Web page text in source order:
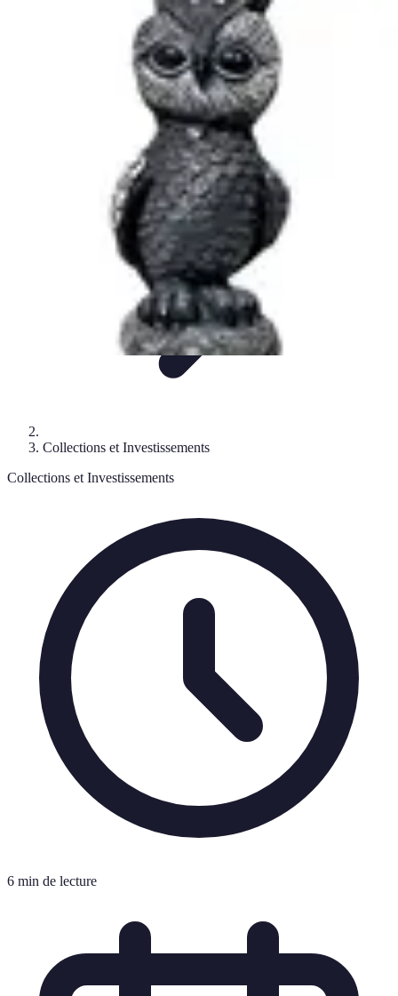
Montres Rares Collection
TendancesCollectionAchat
Montres Rares Collection
Collections et Investissements
Collections et Investissements
6 min de lecture